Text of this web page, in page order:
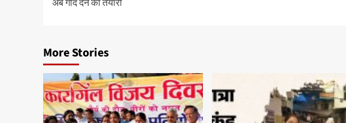
अब गोद देने की तैयारी
More Stories